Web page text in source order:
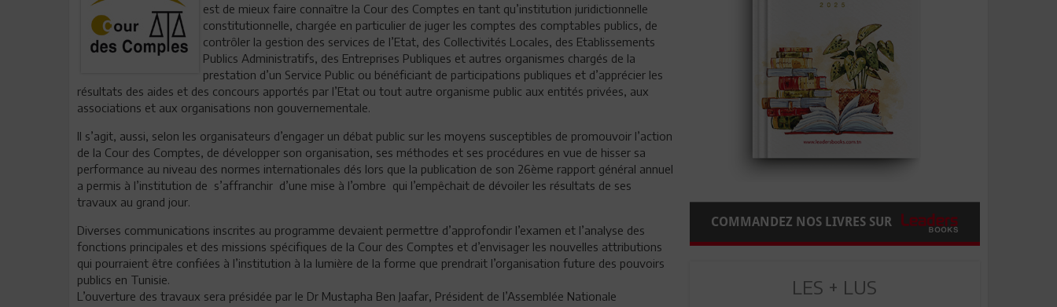
est de mieux faire connaître la Cour des Comptes en tant qu’institution juridictionnelle
constitutionnelle, chargée en particulier de juger les comptes des comptables publics, de
contrôler la gestion des services de l’Etat, des Collectivités Locales, des Etablissements
Publics Administratifs, des Entreprises Publiques et autres organismes chargés de la
prestation d’un Service Public ou bénéficiant de participations publiques et d’apprécier les
résultats des aides et des concours apportés par l’Etat ou tout autre organisme public aux entités privées, aux
associations et aux organisations non gouvernementale.
Il s’agit, aussi, selon les organisateurs d’engager un débat public sur les moyens susceptibles de promouvoir l’action
de la Cour des Comptes, de développer son organisation, ses méthodes et ses procédures en vue de hisser sa
performance au niveau des normes internationales dés lors que la publication de son 26ème rapport général annuel
a permis à l’institution de s’affranchir d’une mise à l’ombre qui l’empêchait de dévoiler les résultats de ses
travaux au grand jour.
Diverses communications inscrites au programme devaient permettre d’approfondir l’examen et l’analyse des
fonctions principales et des missions spécifiques de la Cour des Comptes et d’envisager les nouvelles attributions
qui pourraient être confiées à l’institution à la lumière de la forme que prendrait l’organisation future des pouvoirs
publics en Tunisie.
L’ouverture des travaux sera présidée par le Dr Mustapha Ben Jaafar, Président de l’Assemblée Nationale
COMMANDEZ NOS LIVRES SUR
LES + LUS